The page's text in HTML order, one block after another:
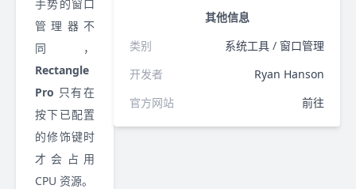
手势的窗口
管理器不
同，
Rectangle
Pro 只有在
按下已配置
的修饰键时
才会占用
CPU 资源。
其他信息
类别
系统工具 / 窗口管理
开发者
Ryan Hanson
官方网站
前往